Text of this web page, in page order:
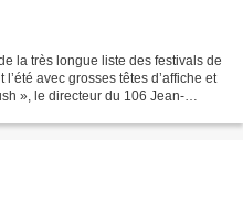
la très longue liste des festivals de
avec grosses têtes d’affiche et
», le directeur du 106 Jean-